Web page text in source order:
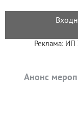
Реклама:
Анонс